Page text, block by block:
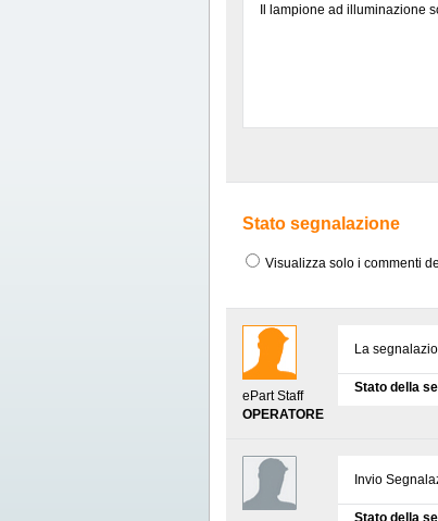
Il lampione ad illuminazione
Stato segnalazione
Visualizza solo i commenti
ePart Staff
OPERATORE
La
Stato della
Invio
Stato della